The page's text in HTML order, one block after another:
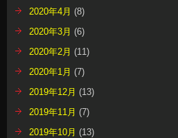
2020年4月 (8)
2020年3月 (6)
2020年2月 (11)
2020年1月 (7)
2019年12月 (13)
2019年11月 (7)
2019年10月 (13)